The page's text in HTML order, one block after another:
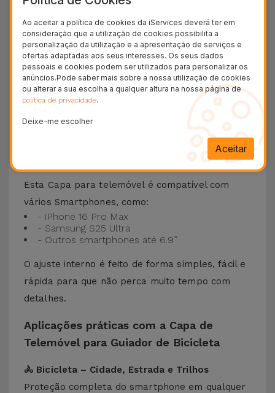
ou aventureiros.
☔ 5. Capa de Telemóvel Impermeável
A Capa de Telemóvel para Guiador de Bicicleta é
totalmente selada contra água, poeiras ou
lamas. Esta caracteristica faz com que
mantenha o seu smartphone total seguro e
protegido em qualquer condição meteorológica.
📱 6. Compatibilidades desta Capa de
Telemóvel
Esta Capa para telemóvel é compatível com
vários Smartphones, como:
- iPhone 16 Pro Max
- Samsung S25 Ultra
- Outros smartphones até 6.9”
O ajuste interno é feito de forma simples, fácil e
rápida para que não perca muito tempo com
detalhes.
Aplicações práticas com a Capa de
Telemóvel para Guiador de Bicicleta
🚴 Bicicleta – Cidade, Estrada e Trilhos
Proteção completa do smartphone em qualquer
Ao aceitar a política de cookies da iServices deverá ter em
consideração que a utilização de cookies possibilita a
personalização da utilização e a apresentação de serviços e
ofertas adaptadas aos seus interesses. Os seus dados
pessoais e cookies podem ser utilizados para personalizar os
anúncios.Pode saber mais sobre a nossa utilização de cookies
ou alterar a sua escolha a qualquer altura na nossa página de
política de privacidade.
Deixe-me escolher
Aceitar